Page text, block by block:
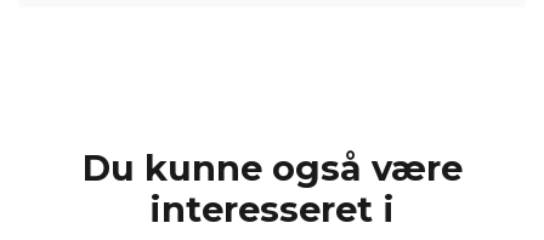
Du kunne også være
interesseret i